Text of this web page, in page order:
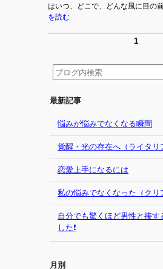
はいつ、どこで、どんな風に目の
を読む
1
最新記事
悩みが悩みでなくなる瞬間
覚醒・光の存在へ（ライタリ
恋愛上手になるには
私の悩みでなくなった（クリ
自分でも驚くほど男性と接す
した❗
月別